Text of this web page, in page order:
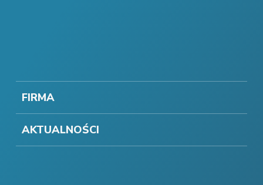
FIRMA
AKTUALNOŚCI